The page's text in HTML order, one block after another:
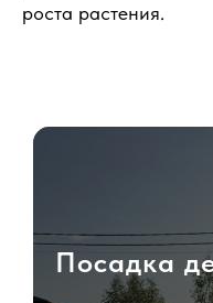
роста растения.
Посадка